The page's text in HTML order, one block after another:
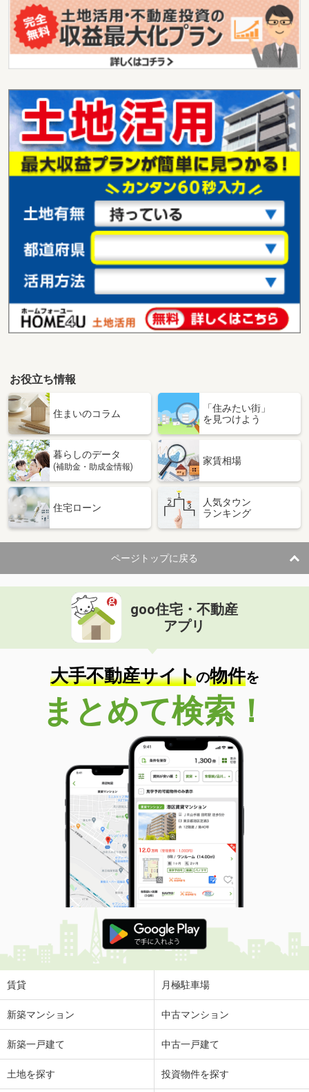
お役立ち情報
住まいのコラム
「住みたい街」
を見つけよう
暮らしのデータ
(補助金・助成金情報)
家賃相場
住宅ローン
人気タウン
ランキング
ページトップに戻る
goo住宅・不動産
アプリ
大手不動産サイトの物件を
まとめて検索！
賃貸 月極駐車場
新築マンション 中古マンション
新築一戸建て 中古一戸建て
土地を探す 投資物件を探す